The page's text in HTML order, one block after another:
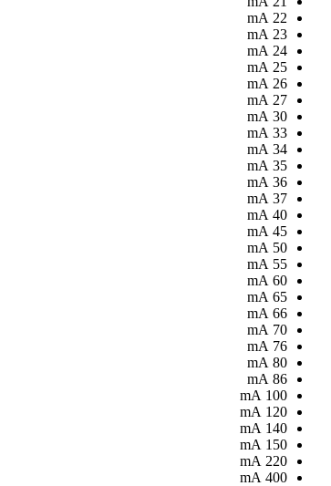
22
mA
23
mA
24
mA
25
mA
26
mA
27
mA
30
mA
33
mA
34
mA
35
mA
36
mA
37
mA
40
mA
45
mA
50
mA
55
mA
60
mA
65
mA
66
mA
70
mA
76
mA
80
mA
86
mA
100
mA
120
mA
140
mA
150
mA
220
mA
400
mA